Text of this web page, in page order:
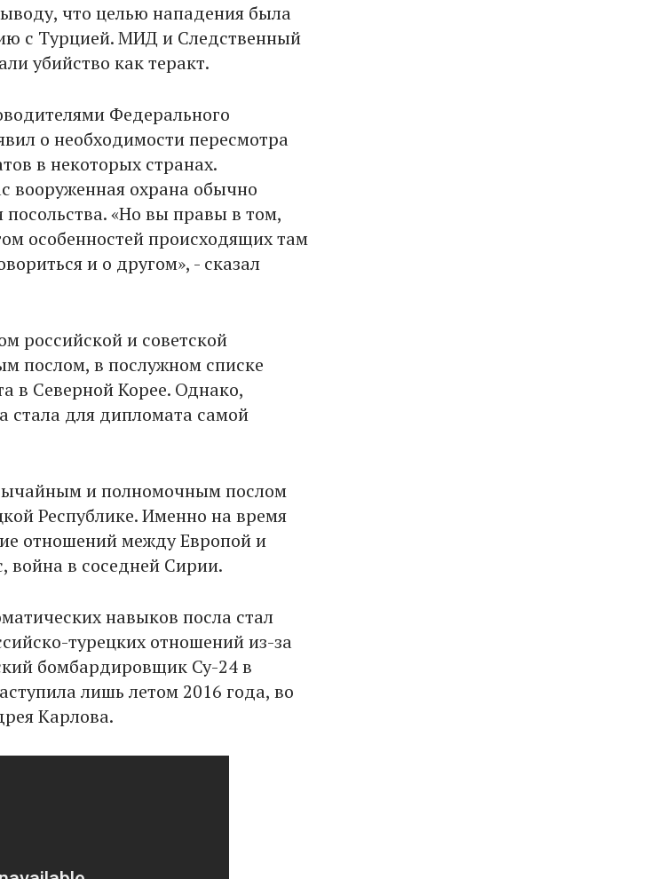
что целью нападения была
с Турцией. МИД и Следственный
убийство как теракт.
Федерального
о необходимости пересмотра
в некоторых странах.
вооруженная охрана обычно
посольства. «Но вы правы в том,
особенностей происходящих там
и о другом», - сказал
российской и советской
послом, в послужном списке
в Северной Корее. Однако,
стала для дипломата самой
и полномочным послом
Республике. Именно на время
отношений между Европой и
война в соседней Сирии.
навыков посла стал
турецких отношений из-за
бомбардировщик Су-24 в
лишь летом 2016 года, во
Карлова.